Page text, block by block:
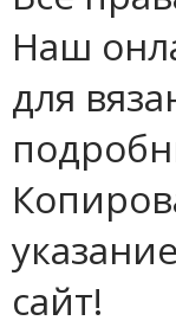
Наш
для
сайт!